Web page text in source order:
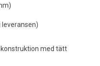
leveransen)
med tätt